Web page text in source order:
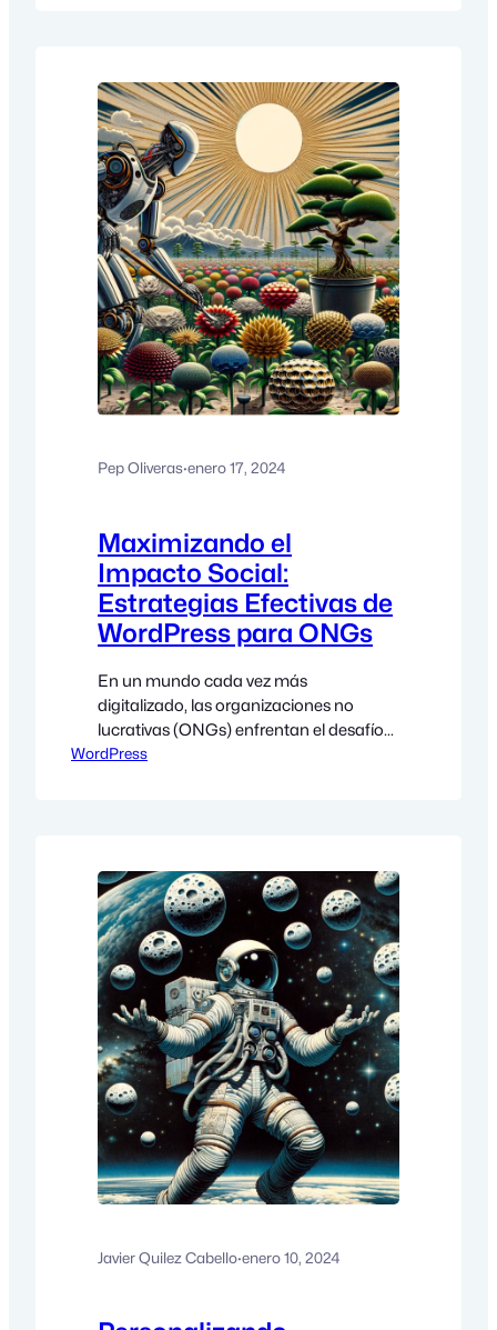
Este artículo explora cómo las
organizaciones no lucrativas…
Pep Oliveras·enero 17, 2024
Maximizando el
Impacto Social:
Estrategias Efectivas de
WordPress para ONGs
En un mundo cada vez más
digitalizado, las organizaciones no
lucrativas (ONGs) enfrentan el desafío
de comunicarse de manera efectiva y
que buscan maximizar su impacto
social. En este artículo, exploraremos
estrategias…
WordPress
Javier Quilez Cabello·enero 10, 2024